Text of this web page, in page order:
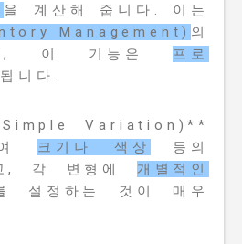
을 계산해 줍니다. 이는
Management) 의
만, 이 기능은 프로
니다.
Variation)**
여 크기나 색상
등의
, 각 변형에 개별적인
설정하는 것이 매우